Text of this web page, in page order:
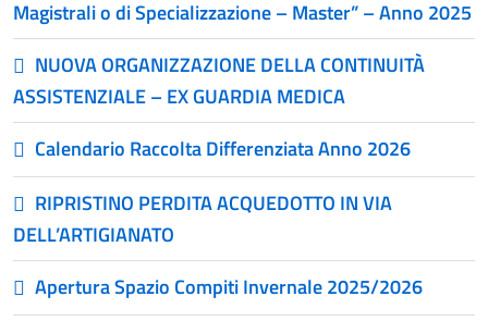
Magistrali o di Specializzazione – Master” – Anno 2025
NUOVA ORGANIZZAZIONE DELLA CONTINUITÀ
ASSISTENZIALE – EX GUARDIA MEDICA
Calendario Raccolta Differenziata Anno 2026
RIPRISTINO PERDITA ACQUEDOTTO IN VIA
DELL’ARTIGIANATO
Apertura Spazio Compiti Invernale 2025/2026